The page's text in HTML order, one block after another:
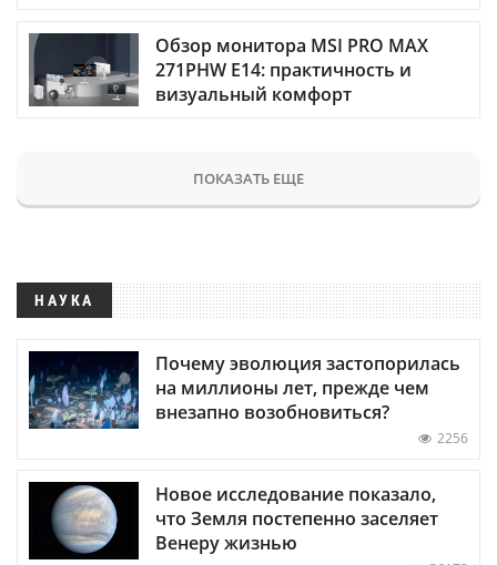
Обзор монитора MSI PRO MAX
271PHW E14: практичность и
визуальный комфорт
ПОКАЗАТЬ ЕЩЕ
НАУКА
Почему эволюция застопорилась
на миллионы лет, прежде чем
внезапно возобновиться?
2256
Новое исследование показало,
что Земля постепенно заселяет
Венеру жизнью